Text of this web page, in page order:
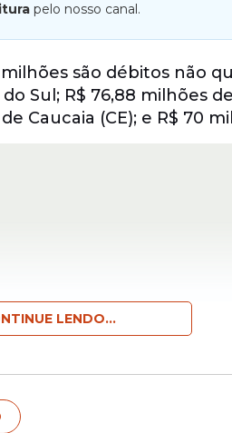
pelo nosso canal.
são débitos não
Sul; R$ 76,88 milhões
Caucaia (CE); e R$ 70
LENDO...